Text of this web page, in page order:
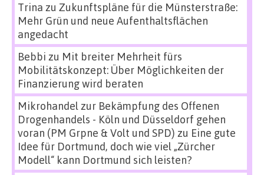
Trina zu Zukunftspläne für die Münsterstraße:
Mehr Grün und neue Aufenthaltsflächen
angedacht
Bebbi zu Mit breiter Mehrheit fürs
Mobilitätskonzept: Über Möglichkeiten der
Finanzierung wird beraten
Mikrohandel zur Bekämpfung des Offenen
Drogenhandels - Köln und Düsseldorf gehen
voran (PM Grpne & Volt und SPD) zu Eine gute
Idee für Dortmund, doch wie viel „Zürcher
Modell“ kann Dortmund sich leisten?